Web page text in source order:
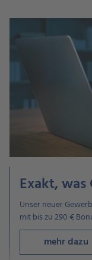
Exakt,
Unser neuer
mit bis zu 290 €
mehr dazu